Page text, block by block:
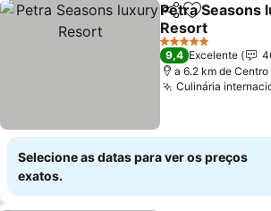
PartilharAdicionar
Petra Seasons
Resort
5 Estrelas
9,4 Excelente
a 6.2 km de
Culinária
Selecione as datas para ver os preços
exatos.